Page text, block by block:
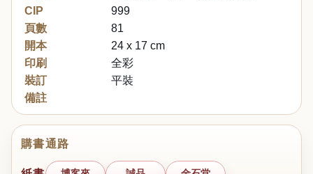
CIP
999
頁數
81
開本
24 x 17 cm
印刷
全彩
裝訂
平裝
備註
購書通路